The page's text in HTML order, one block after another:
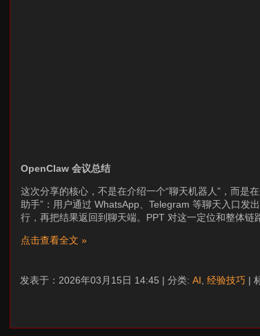
OpenClaw 会议总结
这次分享的核心，不是在介绍一个“聊天机器人”，而是
助手”：用户通过 WhatsApp、Telegram 等聊天入口发
行，再把结果返回到聊天端。PPT 对这一定位和整体链
点击查看全文 »
发表于：2026年03月15日 14:45 | 分类: AI, 经验技巧 |